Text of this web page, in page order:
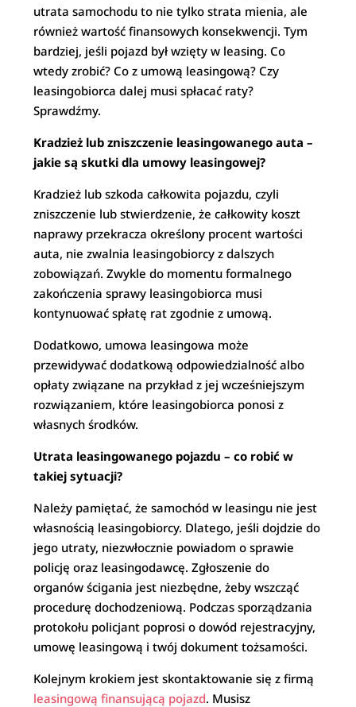
utrata samochodu to nie tylko strata mienia, ale
również wartość finansowych konsekwencji. Tym
bardziej, jeśli pojazd był wzięty w leasing. Co
wtedy zrobić? Co z umową leasingową? Czy
leasingobiorca dalej musi spłacać raty?
Sprawdźmy.
Kradzież lub zniszczenie leasingowanego auta –
jakie są skutki dla umowy leasingowej?
Kradzież lub szkoda całkowita pojazdu, czyli
zniszczenie lub stwierdzenie, że całkowity koszt
naprawy przekracza określony procent wartości
auta, nie zwalnia leasingobiorcy z dalszych
zobowiązań. Zwykle do momentu formalnego
zakończenia sprawy leasingobiorca musi
kontynuować spłatę rat zgodnie z umową.
Dodatkowo, umowa leasingowa może
przewidywać dodatkową odpowiedzialność albo
opłaty związane na przykład z jej wcześniejszym
rozwiązaniem, które leasingobiorca ponosi z
własnych środków.
Utrata leasingowanego pojazdu – co robić w
takiej sytuacji?
Należy pamiętać, że samochód w leasingu nie jest
własnością leasingobiorcy. Dlatego, jeśli dojdzie do
jego utraty, niezwłocznie powiadom o sprawie
policję oraz leasingodawcę. Zgłoszenie do
organów ścigania jest niezbędne, żeby wszcząć
procedurę dochodzeniową. Podczas sporządzania
protokołu policjant poprosi o dowód rejestracyjny,
umowę leasingową i twój dokument tożsamości.
Kolejnym krokiem jest skontaktowanie się z firmą
leasingową finansującą pojazd. Musisz